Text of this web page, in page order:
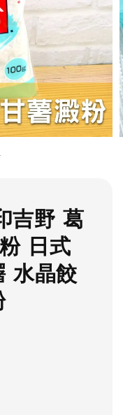
吉野 葛
日式
水晶餃